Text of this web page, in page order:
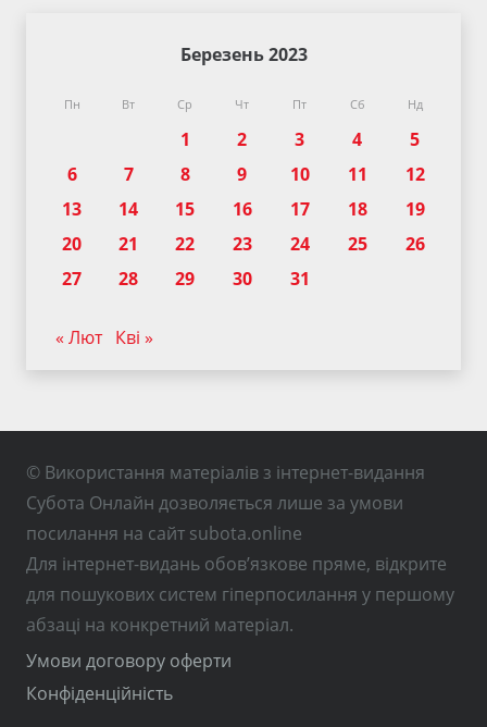
Березень 2023
Пн Вт Ср Чт Пт Сб Нд
1 2 3 4
5
6
7 8 9 10 11
12
13
14 15 16 17 18
19
20
21 22 23 24 25
26
27
28 29 30 31
« Лют Кві »
© Використання матеріалів з інтернет-видання
Субота Онлайн дозволяється лише за умови
посилання на сайт subota.online
Для інтернет-видань обов’язкове пряме, відкрите
для пошукових систем гіперпосилання у першому
абзаці на конкретний матеріал.
Умови договору оферти
Конфіденційність